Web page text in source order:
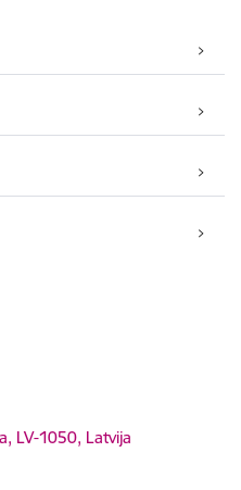
LV-1050, Latvija